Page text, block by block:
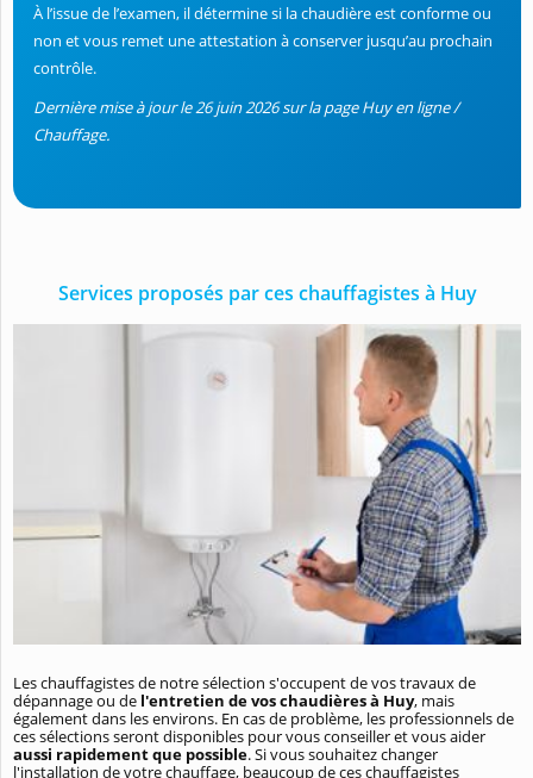
À l’issue de l’examen, il détermine si la chaudière est conforme ou
non et vous remet une attestation à conserver jusqu’au prochain
contrôle.
Dernière mise à jour le 26 juin 2026 sur la page Huy en ligne /
Chauffage.
Services proposés par ces chauffagistes à Huy
Les chauffagistes de notre sélection s'occupent de vos travaux de
dépannage ou de l'entretien de vos chaudières à Huy, mais
également dans les environs. En cas de problème, les professionnels de
ces sélections seront disponibles pour vous conseiller et vous aider
aussi rapidement que possible. Si vous souhaitez changer
l'installation de votre chauffage, beaucoup de ces chauffagistes